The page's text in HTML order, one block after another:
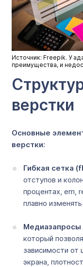
Источник: Freepik. У
преимущества, и
верстки
Основные
верстки:
Гибкая сетка
отступов и
процентах, em,
плавно
Медиазапросы
который
зависимости от
экрана,